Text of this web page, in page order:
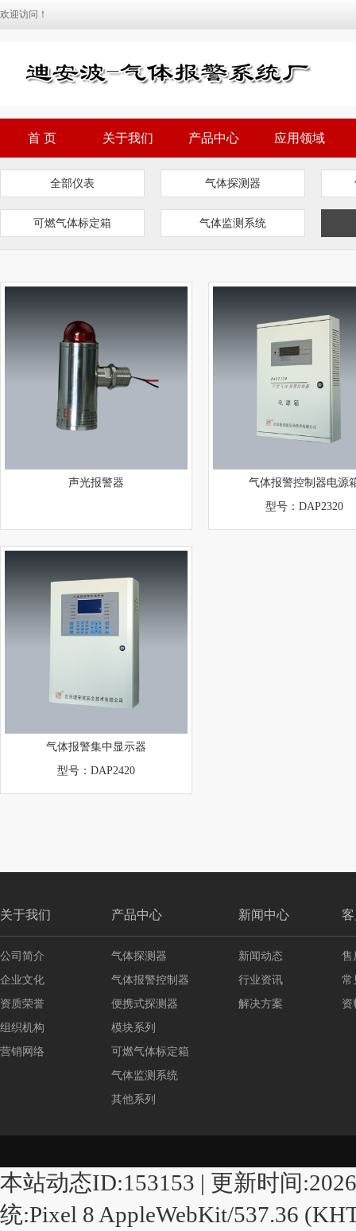
欢迎访问！
首 页 关于我们 产品中心 应用领域
全部仪表 气体探测器
可燃气体标定箱 气体监测系统
声光报警器
气体报警控制器电源
型号：DAP2320
气体报警集中显示器
型号：DAP2420
关于我们 产品中心 新闻中心
公司简介
企业文化
资质荣誉
组织机构
营销网络
气体探测器
气体报警控制器
便携式探测器
模块系列
可燃气体标定箱
气体监测系统
其他系列
新闻动态
行业资讯
解决方案
售
常
资
本站动态ID:153153 | 更新时间
统:Pixel 8 AppleWebKit/537.36